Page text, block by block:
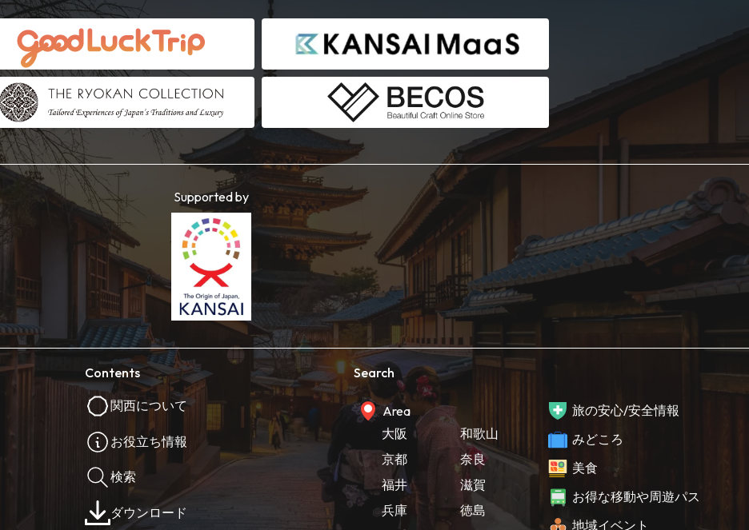
Supported by
Contents
関西について
お役立ち情報
検索
ダウンロード
Search
Area
大阪
京都
福井
兵庫
和歌山
奈良
滋賀
徳島
旅の安心/安全情報
みどころ
美食
お得な移動や周遊パス
地域イベント